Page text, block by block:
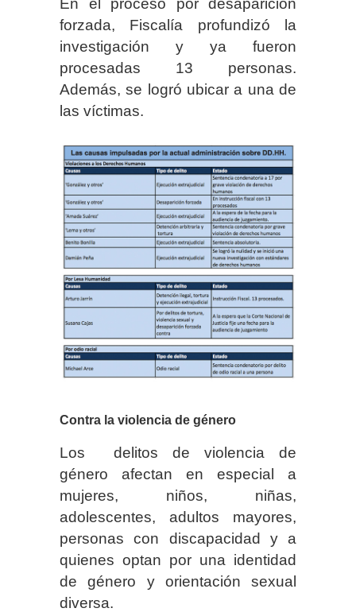
En el proceso por desaparición
forzada, Fiscalía profundizó la
investigación y ya fueron
procesadas 13 personas.
Además, se logró ubicar a una de
las víctimas.
Contra la violencia de género
Los delitos de violencia de
género afectan en especial a
mujeres, niños, niñas,
adolescentes, adultos mayores,
personas con discapacidad y a
quienes optan por una identidad
de género y orientación sexual
diversa.